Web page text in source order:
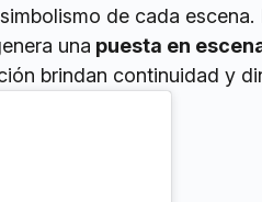
de cada escena.
una puesta en
brindan continuidad y